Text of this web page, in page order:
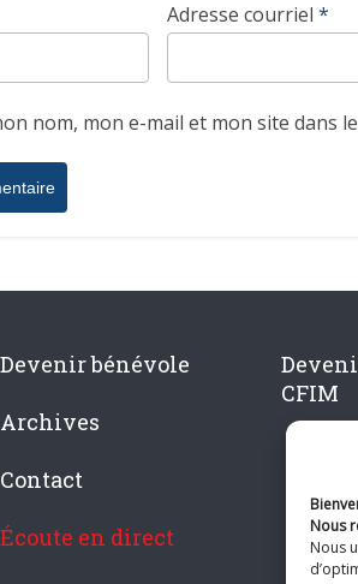
Nous
Nous
Adresse courriel *
nom, mon e-mail et mon site dans
Devenir bénévole
Archives
Contact
Écoute en direct
CFIM